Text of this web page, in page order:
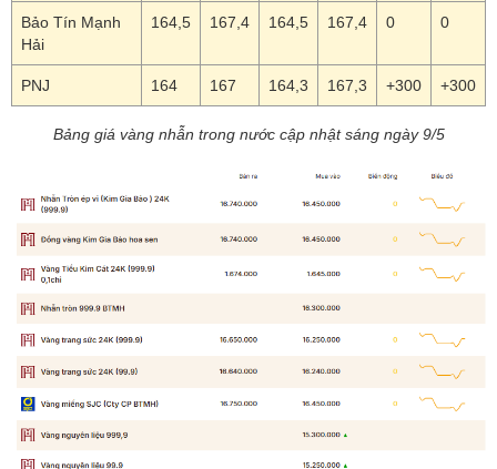
Bảo Tín Mạnh
Hải
164,5 167,4 164,5 167,4 0 0
PNJ 164 167 164,3 167,3 +300 +300
Bảng giá vàng nhẫn trong nước cập nhật sáng ngày 9/5